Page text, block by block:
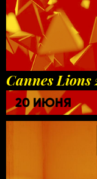
Cannes
20 ИЮНЯ